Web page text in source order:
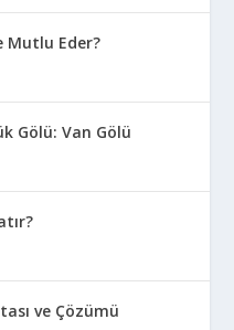
Mutlu Eder?
Gölü: Van Gölü
ve Çözümü